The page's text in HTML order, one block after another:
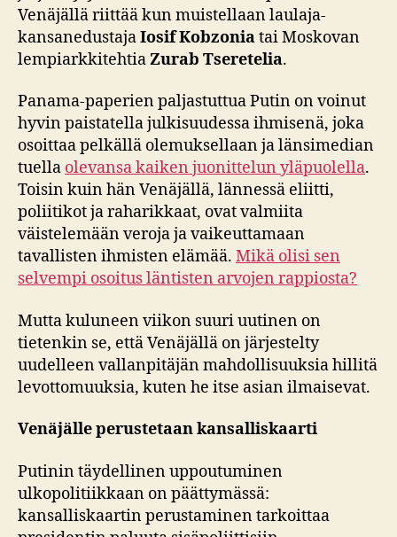
Venäjällä riittää kun muistellaan laulaja-
kansanedustajaIosif Kobzoniatai Moskovan
lempiarkkitehtiaZurab Tseretelia.
Panama-paperien paljastuttua Putin on voinut
hyvin paistatella julkisuudessa ihmisenä, joka
osoittaa pelkällä olemuksellaan ja länsimedian
tuella olevansa kaiken juonittelun yläpuolella.
Toisin kuin hän Venäjällä, lännessä eliitti,
poliitikot ja raharikkaat, ovat valmiita
väistelemään veroja ja vaikeuttamaan
tavallisten ihmisten elämää. Mikä olisi sen
selvempi osoitus läntisten arvojen rappiosta?
Mutta kuluneen viikon suuri uutinen on
tietenkin se, että Venäjällä on järjestelty
uudelleen vallanpitäjän mahdollisuuksia hillitä
levottomuuksia, kuten he itse asian ilmaisevat.
Venäjälle perustetaan kansalliskaarti
Putinin täydellinen uppoutuminen
ulkopolitiikkaan on päättymässä:
kansalliskaartin perustaminen tarkoittaa